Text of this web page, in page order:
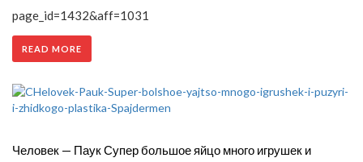
page_id=1432&aff=1031
READ MORE
Человек — Паук Супер большое яйцо много игрушек и